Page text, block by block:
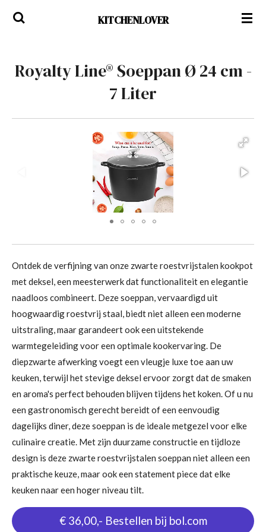
Ga
hoofdinhoud
KITCHENLOVER
Royalty Line® Soeppan Ø 24 cm -
7 Liter
Ontdek de verfijning van onze zwarte roestvrijstalen kookpot
met deksel, een meesterwerk dat functionaliteit en elegantie
naadloos combineert. Deze soeppan, vervaardigd uit
hoogwaardig roestvrij staal, biedt niet alleen een moderne
uitstraling, maar garandeert ook een uitstekende
warmtegeleiding voor een optimale kookervaring. De
diepzwarte afwerking voegt een vleugje luxe toe aan uw
keuken, terwijl het stevige deksel ervoor zorgt dat de smaken
en aroma's perfect behouden blijven tijdens het koken. Of u nu
een gastronomisch gerecht bereidt of een eenvoudig
dagelijks diner, deze soeppan is de ideale metgezel voor elke
culinaire creatie. Met zijn duurzame constructie en tijdloze
design is deze zwarte roestvrijstalen soeppan niet alleen een
praktische keuze, maar ook een statement piece dat elke
keuken naar een hoger niveau tilt.
€ 36,00,- Bestellen bij bol.com